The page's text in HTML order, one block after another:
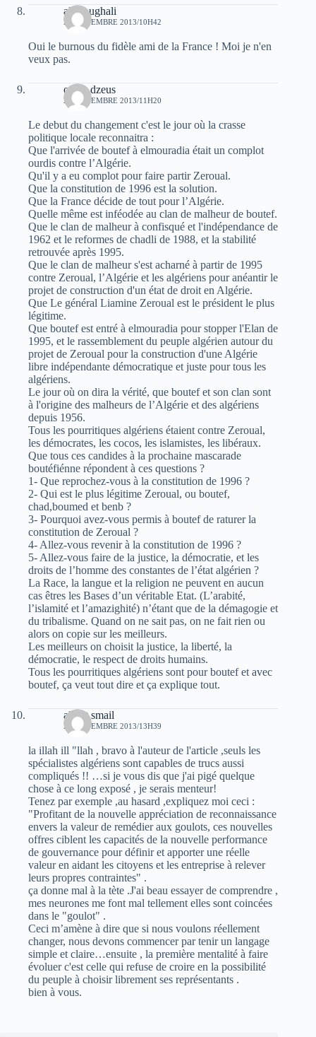
ali Foughali
24 NOVEMBRE 2013/10H42
Oui le burnous du fidèle ami de la France ! Moi je n'en
veux pas.
oziris dzeus
24 NOVEMBRE 2013/11H20
Le debut du changement c'est le jour où la crasse
politique locale reconnaitra :
Que l'arrivée de boutef à elmouradia était un complot
ourdis contre l’Algérie.
Qu'il y a eu complot pour faire partir Zeroual.
Que la constitution de 1996 est la solution.
Que la France décide de tout pour l’Algérie.
Quelle même est inféodée au clan de malheur de boutef.
Que le clan de malheur à confisqué et l'indépendance de
1962 et le reformes de chadli de 1988, et la stabilité
retrouvée après 1995.
Que le clan de malheur s'est acharné à partir de 1995
contre Zeroual, l’Algérie et les algériens pour anéantir le
projet de construction d'un état de droit en Algérie.
Que Le général Liamine Zeroual est le président le plus
légitime.
Que boutef est entré à elmouradia pour stopper l'Elan de
1995, et le rassemblement du peuple algérien autour du
projet de Zeroual pour la construction d'une Algérie
libre indépendante démocratique et juste pour tous les
algériens.
Le jour où on dira la vérité, que boutef et son clan sont
à l'origine des malheurs de l’Algérie et des algériens
depuis 1956.
Tous les pourritiques algériens étaient contre Zeroual,
les démocrates, les cocos, les islamistes, les libéraux.
Que tous ces candides à la prochaine mascarade
boutéfiénne répondent à ces questions ?
1- Que reprochez-vous à la constitution de 1996 ?
2- Qui est le plus légitime Zeroual, ou boutef,
chad,boumed et benb ?
3- Pourquoi avez-vous permis à boutef de raturer la
constitution de Zeroual ?
4- Allez-vous revenir à la constitution de 1996 ?
5- Allez-vous faire de la justice, la démocratie, et les
droits de l’homme des constantes de l’état algérien ?
La Race, la langue et la religion ne peuvent en aucun
cas êtres les Bases d’un véritable Etat. (L’arabité,
l’islamité et l’amazighité) n’étant que de la démagogie et
du tribalisme. Quand on ne sait pas, on ne fait rien ou
alors on copie sur les meilleurs.
Les meilleurs on choisit la justice, la liberté, la
démocratie, le respect de droits humains.
Tous les pourritiques algériens sont pour boutef et avec
boutef, ça veut tout dire et ça explique tout.
albert smail
24 NOVEMBRE 2013/13H39
la illah ill "llah , bravo à l'auteur de l'article ,seuls les
spécialistes algériens sont capables de trucs aussi
compliqués !! …si je vous dis que j'ai pigé quelque
chose à ce long exposé , je serais menteur!
Tenez par exemple ,au hasard ,expliquez moi ceci :
"Profitant de la nouvelle appréciation de reconnaissance
envers la valeur de remédier aux goulots, ces nouvelles
offres ciblent les capacités de la nouvelle performance
de gouvernance pour définir et apporter une réelle
valeur en aidant les citoyens et les entreprise à relever
leurs propres contraintes" .
ça donne mal à la tète .J'ai beau essayer de comprendre ,
mes neurones me font mal tellement elles sont coincées
dans le "goulot" .
Ceci m’amène à dire que si nous voulons réellement
changer, nous devons commencer par tenir un langage
simple et claire…ensuite , la première mentalité à faire
évoluer c'est celle qui refuse de croire en la possibilité
du peuple à choisir librement ses représentants .
bien à vous.